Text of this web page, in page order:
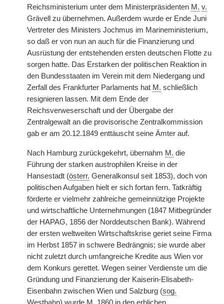
Reichsministerium unter dem Ministerpräsidenten M. v.
Grävell zu übernehmen. Außerdem wurde er Ende Juni
Vertreter des Ministers Jochmus im Marineministerium,
so daß er von nun an auch für die Finanzierung und
Ausrüstung der entstehenden ersten deutschen Flotte zu
sorgen hatte. Das Erstarken der politischen Reaktion in
den Bundesstaaten im Verein mit dem Niedergang und
Zerfall des Frankfurter Parlaments hat M. schließlich
resignieren lassen. Mit dem Ende der
Reichsverweserschaft und der Übergabe der
Zentralgewalt an die provisorische Zentralkommission
gab er am 20.12.1849 enttäuscht seine Ämter auf.
Nach Hamburg zurückgekehrt, übernahm M. die
Führung der starken austrophilen Kreise in der
Hansestadt (österr. Generalkonsul seit 1853), doch von
politischen Aufgaben hielt er sich fortan fern. Tatkräftig
förderte er vielmehr zahlreiche gemeinnützige Projekte
und wirtschaftliche Unternehmungen (1847 Mitbegründer
der HAPAG, 1856 der Norddeutschen Bank). Während
der ersten weltweiten Wirtschaftskrise geriet seine Firma
im Herbst 1857 in schwere Bedrängnis; sie wurde aber
nicht zuletzt durch umfangreiche Kredite aus Wien vor
dem Konkurs gerettet. Wegen seiner Verdienste um die
Gründung und Finanzierung der Kaiserin-Elisabeth-
Eisenbahn zwischen Wien und Salzburg (sog.